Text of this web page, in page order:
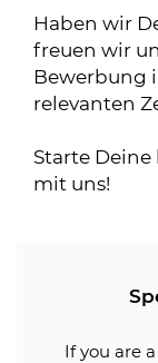
Haben wir
freuen wir
Bewerbung
relevanten
Starte
mit uns!
If you are